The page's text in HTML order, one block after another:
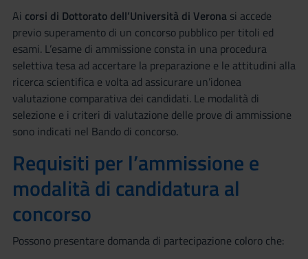
Ai corsi di Dottorato dell’Università di Verona si accede
previo superamento di un concorso pubblico per titoli ed
esami. L’esame di ammissione consta in una procedura
selettiva tesa ad accertare la preparazione e le attitudini alla
ricerca scientifica e volta ad assicurare un’idonea
valutazione comparativa dei candidati. Le modalità di
selezione e i criteri di valutazione delle prove di ammissione
sono indicati nel Bando di concorso.
Requisiti per l’ammissione e
modalità di candidatura al
concorso
Possono presentare domanda di partecipazione coloro che: